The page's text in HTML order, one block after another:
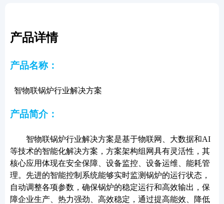
产品名称：
智物联锅炉行业解决方案
产品简介：
智物联锅炉行业解决方案是基于物联网、大数据和AI
等技术的智能化解决方案，方案架构组网具有灵活性，其
核心应用体现在安全保障、设备监控、设备运维、能耗管
理。先进的智能控制系统能够实时监测锅炉的运行状态，
自动调整各项参数，确保锅炉的稳定运行和高效输出，保
障企业生产、热力强劲、高效稳定，通过提高能效、降低
产品详情